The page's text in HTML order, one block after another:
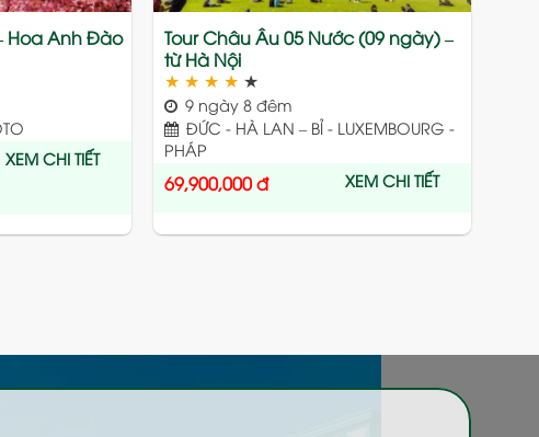
Hoa Anh Đào
XEM CHI TIẾT
Tour Châu Âu 05 Nước (09 ngày) –
từ Hà Nội
★ ★ ★ ★ ★
9 ngày 8 đêm
ĐỨC - HÀ LAN – BỈ - LUXEMBOURG -
PHÁP
69,900,000đ XEM CHI TIẾT